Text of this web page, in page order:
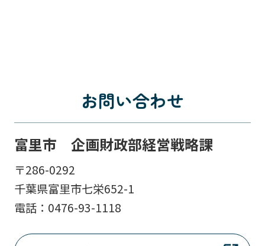
お問い合わせ
富里市 企画財政部経営戦略課
〒286-0292
千葉県富里市七栄652-1
電話：0476-93-1118